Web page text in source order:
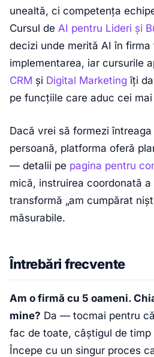
unealtă, ci competența
Cursul de AI pentru Lideri și
decizi unde merită AI în
implementarea, iar cursurile
CRM și Digital Marketing îți
pe funcțiile care aduc cei
Dacă vrei să formezi
persoană, platforma oferă
— detalii pe pagina pentru
mică, instruirea coordonată
transformă „am cumpărat
măsurabile.
Întrebări frecvente
Am o firmă cu 5 oameni.
mine? Da — tocmai pentru
fac de toate, câștigul de timp
Începe cu un singur proces